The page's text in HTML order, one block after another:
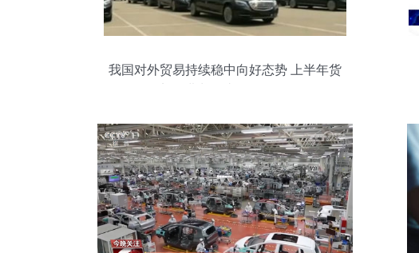
我国对外贸易持续稳中向好态势 上半年货